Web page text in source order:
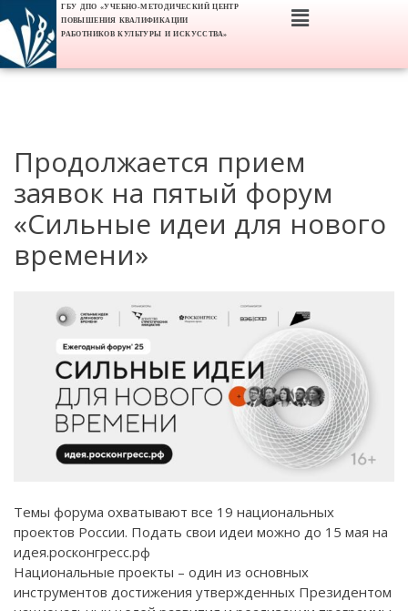
ГБУ ДПО «УЧЕБНО-МЕТОДИЧЕСКИЙ ЦЕНТР
ПОВЫШЕНИЯ КВАЛИФИКАЦИИ
РАБОТНИКОВ КУЛЬТУРЫ И ИСКУССТВА»
Продолжается прием
заявок на пятый форум
«Сильные идеи для нового
времени»
Темы форума охватывают все 19 национальных
проектов России. Подать свои идеи можно до 15 мая на
идея.росконгресс.рф
Национальные проекты – один из основных
инструментов достижения утвержденных Президентом